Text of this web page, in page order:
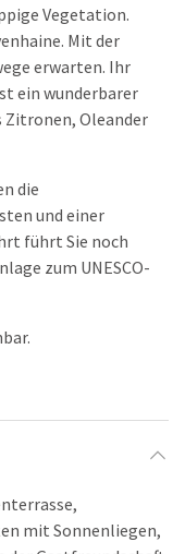
Vegetation.
Mit der
erwarten. Ihr
ein wunderbarer
Zitronen, Oleander
die
und einer
führt Sie noch
zum UNESCO-
mit Sonnenliegen,